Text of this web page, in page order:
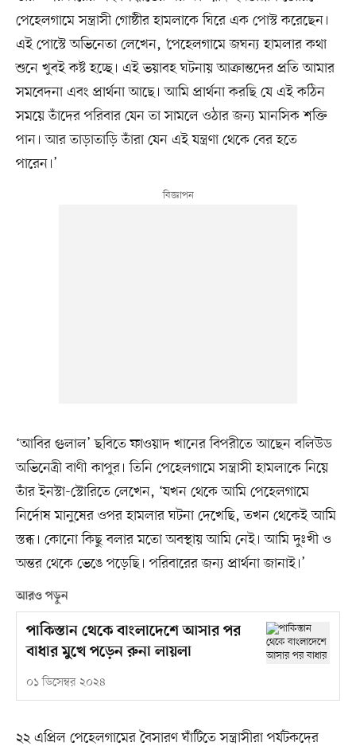
পেহেলগামে সন্ত্রাসী গোষ্ঠীর হামলাকে ঘিরে এক পোস্ট করেছেন।
এই পোস্টে অভিনেতা লেখেন, ‘পেহেলগামে জঘন্য হামলার কথা
শুনে খুবই কষ্ট হচ্ছে। এই ভয়াবহ ঘটনায় আক্রান্তদের প্রতি আমার
সমবেদনা এবং প্রার্থনা আছে। আমি প্রার্থনা করছি যে এই কঠিন
সময়ে তাঁদের পরিবার যেন তা সামলে ওঠার জন্য মানসিক শক্তি
পান। আর তাড়াতাড়ি তাঁরা যেন এই যন্ত্রণা থেকে বের হতে
পারেন।’
‘আবির গুলাল’ ছবিতে ফাওয়াদ খানের বিপরীতে আছেন বলিউড
অভিনেত্রী বাণী কাপুর। তিনি পেহেলগামে সন্ত্রাসী হামলাকে নিয়ে
তাঁর ইনস্টা-স্টোরিতে লেখেন, ‘যখন থেকে আমি পেহেলগামে
নির্দোষ মানুষের ওপর হামলার ঘটনা দেখেছি, তখন থেকেই আমি
স্তব্ধ। কোনো কিছু বলার মতো অবস্থায় আমি নেই। আমি দুঃখী ও
অন্তর থেকে ভেঙে পড়েছি। পরিবারের জন্য প্রার্থনা জানাই।’
আরও পড়ুন
পাকিস্তান থেকে বাংলাদেশে আসার পর
বাধার মুখে পড়েন রুনা লায়লা
০১ ডিসেম্বর ২০২৪
২২ এপ্রিল পেহেলগামের বৈসারণ ঘাঁটিতে সন্ত্রাসীরা পর্যটকদের